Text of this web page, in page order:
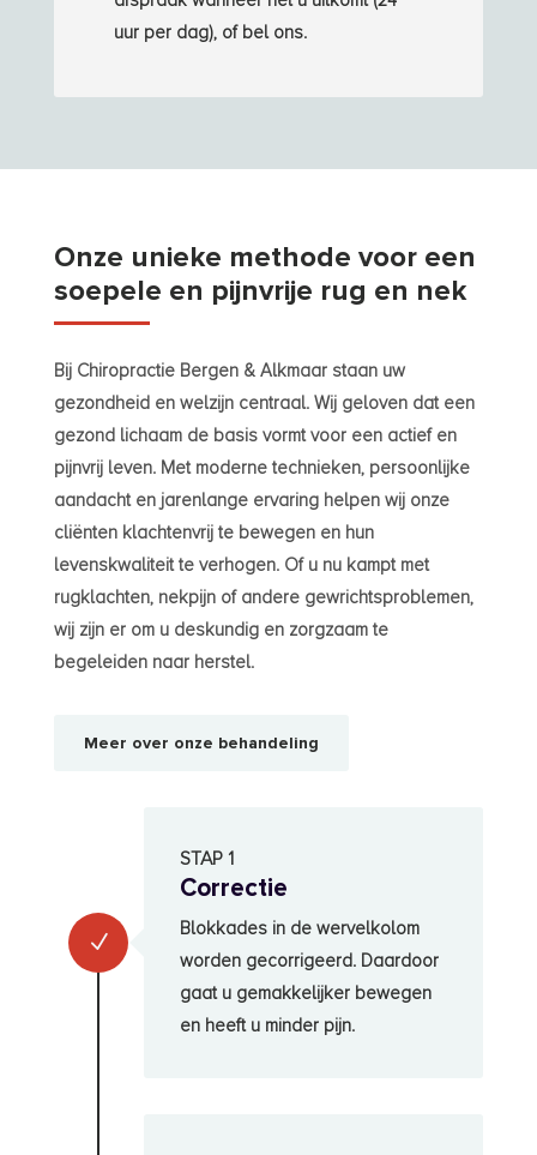
uur per dag), of bel ons.
Onze unieke methode voor een
soepele en pijnvrije rug en nek
Bij Chiropractie Bergen & Alkmaar staan uw
gezondheid en welzijn centraal. Wij geloven dat een
gezond lichaam de basis vormt voor een actief en
pijnvrij leven. Met moderne technieken, persoonlijke
aandacht en jarenlange ervaring helpen wij onze
cliënten klachtenvrij te bewegen en hun
levenskwaliteit te verhogen. Of u nu kampt met
rugklachten, nekpijn of andere gewrichtsproblemen,
wij zijn er om u deskundig en zorgzaam te
begeleiden naar herstel.
Meer over onze behandeling
N
STAP 1
Correctie
Blokkades in de wervelkolom
worden gecorrigeerd. Daardoor
gaat u gemakkelijker bewegen
en heeft u minder pijn.